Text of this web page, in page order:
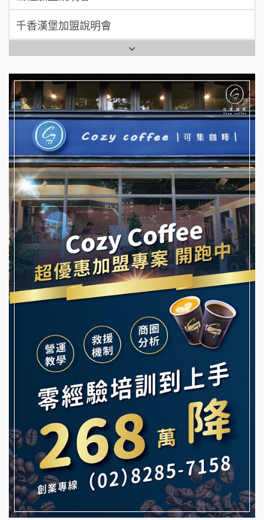
拾鑶火鍋加盟說明會
全家加盟說明會
台灣G湯加盟說明會
彭富貴加盟說明會
NU PASTA義大利麵加盟說明會
潮鍋癮加盟說明會
蓁伙烤倆吃加盟說明會
霏等茶加盟說明會
早安山丘加盟說明會
冰封仙果加盟說明會
Ramble Café 漫步藍咖啡加盟說明會
微風亭鐵板燒加盟說明會
鮮茶道加盟說明會
【曉妍美妝】誠徵行政櫃檯
自助洗衣店誠徵代洗收送人員(台中市)
MUSHEN徵SPA美容芳療師
日十。早午食加盟說明會
拾鑶火鍋加盟說明會
千香漢堡加盟說明會
七盞茶加盟說明會
杜芳子古味茶鋪加盟說明會
優握握×酸奶大獅加盟說明會
冬城門加盟說明會
拾鑶火鍋加盟說明會
阿性情趣無人販售所加盟明會
龍涎居好湯加盟說明會
舒油頭加盟說明會
韓金量加盟說明會
義氣豐發雞加盟說明會
Mr.Wish加盟說明會
白鬍泡泡 BOHO POPO加盟說明會
雞咕雞咕加盟說明會
TEA TOP加盟說明會
珍好味臭臭鍋加盟說明會
藍象廷泰式火鍋加盟說明會